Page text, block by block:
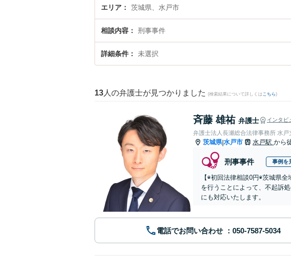
談予約したい』などでお困りの相談者さんにおすすめです。
エリア 茨城県、水戸市
相談内容 刑事事件
詳細条件 未選択
13 人の弁護士が見つかりました (検索結果について詳しくは こちら)
斉藤 雄祐 弁護士 インタビ
弁護士法人長瀬総合法律事務所 水戸
茨城県|水戸市 水戸駅 から
刑事事件 事例を
【◉初回法律相談0円◉茨城県
を行うことによって、不起訴
にも対応いたします。
電話でお問い合わせ